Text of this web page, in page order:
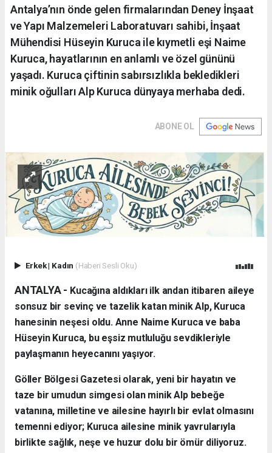
Antalya’nın önde gelen firmalarından Deney İnşaat
ve Yapı Malzemeleri Laboratuvarı sahibi, İnşaat
Mühendisi Hüseyin Kuruca ile kıymetli eşi Naime
Kuruca, hayatlarının en anlamlı ve özel gününü
yaşadı. Kuruca çiftinin sabırsızlıkla bekledikleri
minik oğulları Alp Kuruca dünyaya merhaba dedi.
ABONE OL
Erkek| Kadın (Haberi Sesli Oku)
ANTALYA - ​ Kucağına aldıkları ilk andan itibaren aileye
sonsuz bir sevinç ve tazelik katan minik Alp, Kuruca
hanesinin neşesi oldu. Anne Naime Kuruca ve baba
Hüseyin Kuruca, bu eşsiz mutluluğu sevdikleriyle
paylaşmanın heyecanını yaşıyor.
​Göller Bölgesi Gazetesi olarak, yeni bir hayatın ve
taze bir umudun simgesi olan minik Alp bebeğe
vatanına, milletine ve ailesine hayırlı bir evlat olmasını
temenni ediyor; Kuruca ailesine minik yavrularıyla
birlikte sağlık, neşe ve huzur dolu bir ömür diliyoruz.